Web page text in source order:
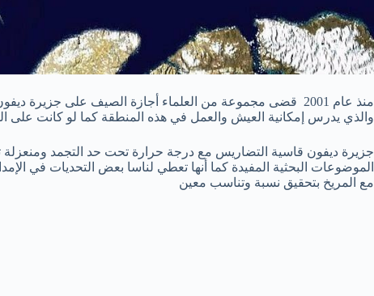
منذ عام 2001 قضى مجموعة من العلماء أجازة الصيف على
والذي يدرس إمكانية العيش والعمل في هذه المنطقة كما لو كانت على
جزيرة ديفون قاسية التضاريس مع درجة حرارة تحت حد التجمد ومنعزلة
الموضوعات البحثية المفيدة كما أنها تعطي لناسا بعض التحديات في
مع المريخ بتحقيق نسبة وتناسب معين